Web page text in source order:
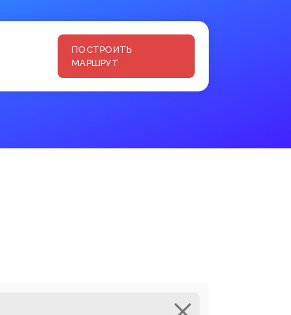
ПОСТРОИТЬ
МАРШРУТ